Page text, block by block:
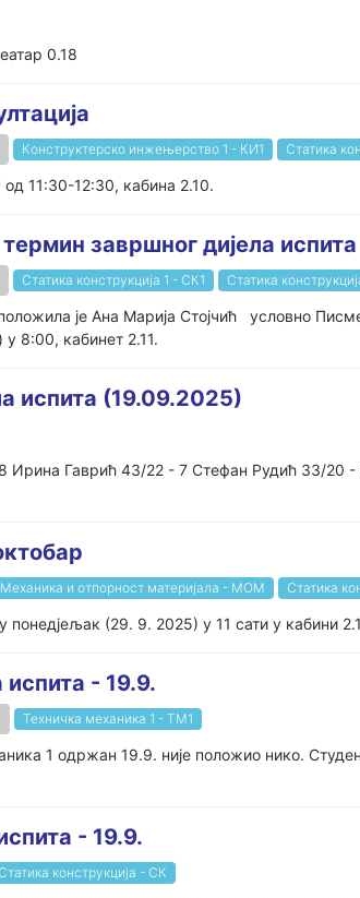
0.18
Конструктерско инжењерство 1 - КИ1 Статика
11:30-12:30, кабина 2.10.
завршног дијела испита
Статика конструкција 1 - СК1 Статика
је Ана Марија Стојчић условно
8:00, кабинет 2.11.
испита (19.09.2025)
Гаврић 43/22 - 7 Стефан Рудић 33/20
Механика и отпорност материјала - МОМ Статика
(29. 9. 2025) у 11 сати у кабини
- 19.9.
Техничка механика 1 - ТМ1
1 одржан 19.9. није положио нико.
- 19.9.
конструкција - СК